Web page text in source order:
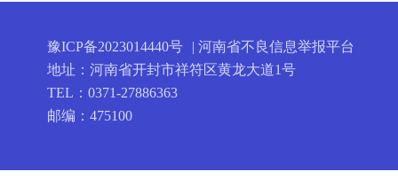
豫ICP备2023014440号
| 河南省不良信息举报平台
地址：河南省开封市祥符区黄龙大道1号
TEL：0371-27886363
邮编：475100